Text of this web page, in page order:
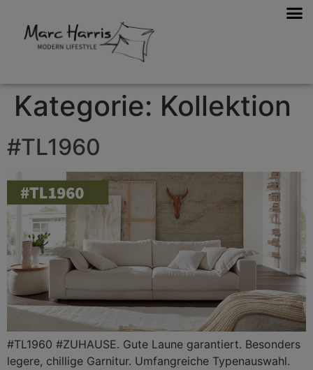
Kategorie: Kollektion
#TL1960
#TL1960 #ZUHAUSE. Gute Laune garantiert. Besonders
legere, chillige Garnitur. Umfangreiche Typenauswahl.